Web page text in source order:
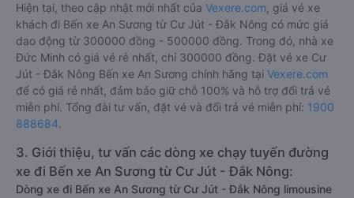
Hiện tại, theo cập nhật mới nhất của Vexere.com , giá vé xe
khách đi Bến xe An Sương từ Cư Jút - Đắk Nông có mức giá
dao động từ 300000 đồng - 500000 đồng. Trong đó, nhà xe
Đức Minh có giá vé rẻ nhất, chỉ 300000 đồng. Đặt vé xe Cư
Jút - Đắk Nông Bến xe An Sương chính hãng tại Vexere.com
để có giá rẻ nhất, đảm bảo giữ chỗ 100% và hỗ trợ đổi trả vé
miễn phí. Tổng đài tư vấn, đặt vé và đổi trả vé miễn phí: 1900
888684.
3. Giới thiệu, tư vấn các dòng xe chạy tuyến đường
xe đi Bến xe An Sương từ Cư Jút - Đắk Nông:
Dòng xe đi Bến xe An Sương từ Cư Jút - Đắk Nông limousine